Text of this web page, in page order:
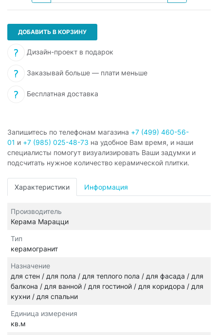
ДОБАВИТЬ В КОРЗИНУ
Дизайн-проект в подарок
Заказывай больше — плати меньше
Бесплатная доставка
Запишитесь по телефонам магазина +7 (499) 460-56-
01 и +7 (985) 025-48-73 на удобное Вам время, и наши
специалисты помогут визуализировать Ваши задумки и
подсчитать нужное количество керамической плитки.
Характеристики Информация
Производитель
Керама Марацци
Тип
керамогранит
Назначение
для стен / для пола / для теплого пола / для фасада / для
балкона / для ванной / для гостиной / для коридора / для
кухни / для спальни
Единица измерения
кв.м